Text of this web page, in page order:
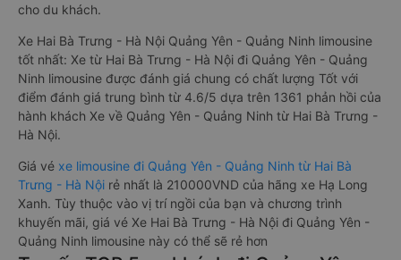
cho du khách.
Xe Hai Bà Trưng - Hà Nội Quảng Yên - Quảng Ninh limousine
tốt nhất: Xe từ Hai Bà Trưng - Hà Nội đi Quảng Yên - Quảng
Ninh limousine được đánh giá chung có chất lượng Tốt với
điểm đánh giá trung bình từ 4.6/5 dựa trên 1361 phản hồi của
hành khách Xe về Quảng Yên - Quảng Ninh từ Hai Bà Trưng -
Hà Nội.
Giá vé xe limousine đi Quảng Yên - Quảng Ninh từ Hai Bà
Trưng - Hà Nội rẻ nhất là 210000VND của hãng xe Hạ Long
Xanh. Tùy thuộc vào vị trí ngồi của bạn và chương trình
khuyến mãi, giá vé Xe Hai Bà Trưng - Hà Nội đi Quảng Yên -
Quảng Ninh limousine này có thể sẽ rẻ hơn